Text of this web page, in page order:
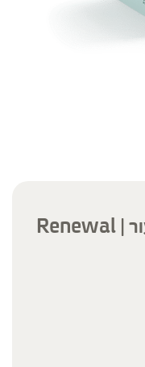
קרם לילה להתחדשות העור | Renewal